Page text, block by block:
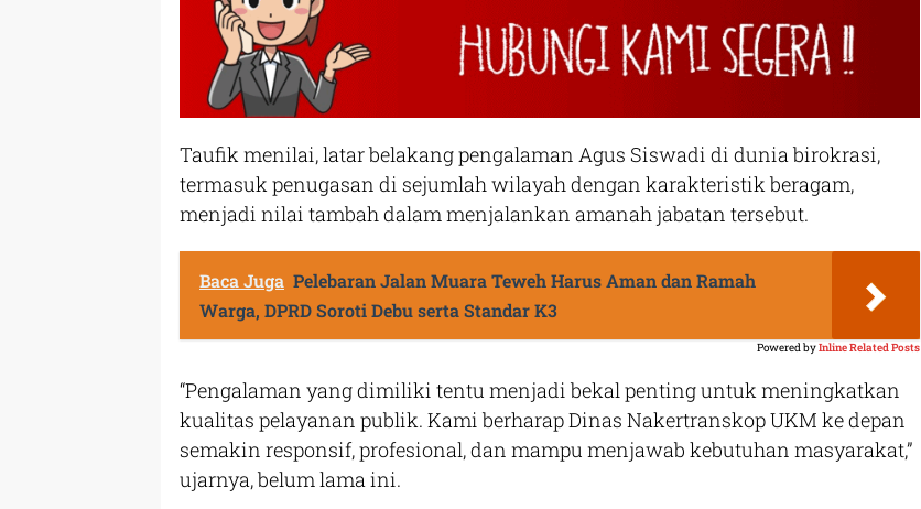
Taufik menilai, latar belakang pengalaman Agus Siswadi di dunia birokrasi,
termasuk penugasan di sejumlah wilayah dengan karakteristik beragam,
menjadi nilai tambah dalam menjalankan amanah jabatan tersebut.
Baca Juga Pelebaran Jalan Muara Teweh Harus Aman dan Ramah
Warga, DPRD Soroti Debu serta Standar K3
Powered byInline Related Posts
“Pengalaman yang dimiliki tentu menjadi bekal penting untuk meningkatkan
kualitas pelayanan publik. Kami berharap Dinas Nakertranskop UKM ke depan
semakin responsif, profesional, dan mampu menjawab kebutuhan masyarakat,”
ujarnya, belum lama ini.